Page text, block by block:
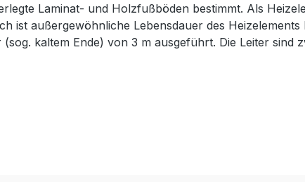
Laminat- und Holzfußböden bestimmt. Als
ist außergewöhnliche Lebensdauer des
kaltem Ende) von 3 m ausgeführt. Die Leiter sind
Thermostat eine bestimmte Temperatur halten soll.